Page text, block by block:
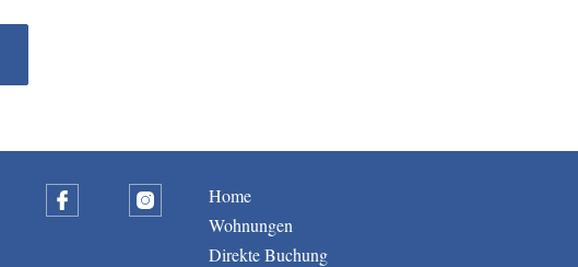
Home
Wohnungen
Direkte Buchung